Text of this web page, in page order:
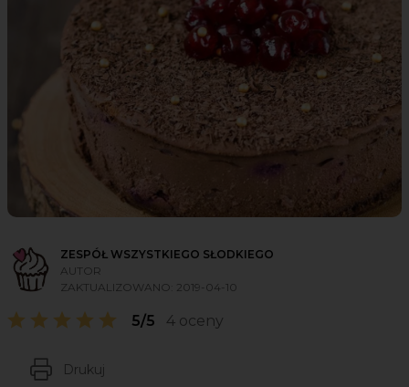
ZESPÓŁ WSZYSTKIEGO SŁODKIEGO
AUTOR
ZAKTUALIZOWANO: 2019-04-10
5/5 4 oceny
Drukuj